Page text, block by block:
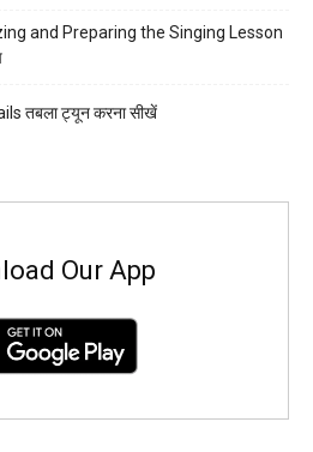
and Preparing the Singing Lesson
तबला ट्यून करना सीखें
Our App